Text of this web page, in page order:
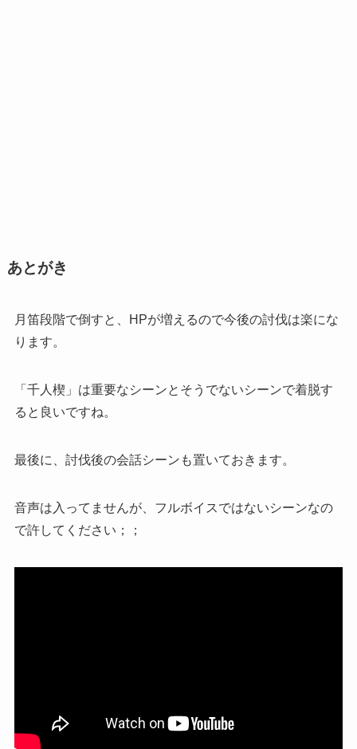
あとがき
月笛段階で倒すと、HPが増えるので今後の討伐は楽にな
ります。
「千人楔」は重要なシーンとそうでないシーンで着脱す
ると良いですね。
最後に、討伐後の会話シーンも置いておきます。
音声は入ってませんが、フルボイスではないシーンなの
で許してください；；